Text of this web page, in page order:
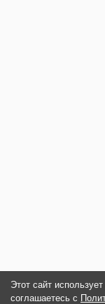
Этот сайт
соглашаетесь с